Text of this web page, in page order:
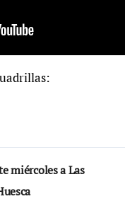
miércoles a Las